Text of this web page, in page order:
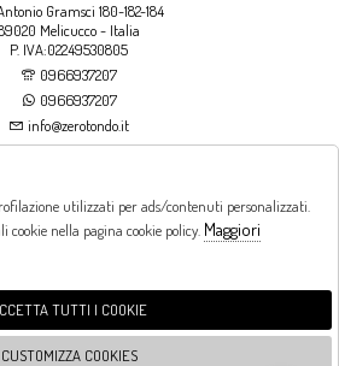
Gramsci 180-182-184
Melicucco - Italia
P. IVA:02249530805
0966937207
0966937207
info@zerotondo.it
Orari di apertura
- DALLE 16:00 ALLE 20:00 DAL MARTEDI AL
utilizzati per ads/contenuti personalizzati.
cookie nella pagina cookie policy. Maggiori
TUTTI I COOKIE
CUSTOMIZZA COOKIES